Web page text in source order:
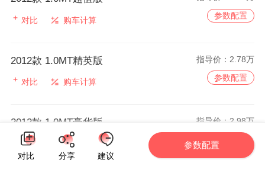
对比 购车计算 参数配置
2012款 1.0MT精英版 指导价： 2.78万
对比 购车计算 参数配置
2012款 1.0MT豪华版 指导价： 2.98万
对比 购车计算
参数配置
对比
分享 建议
参数配置